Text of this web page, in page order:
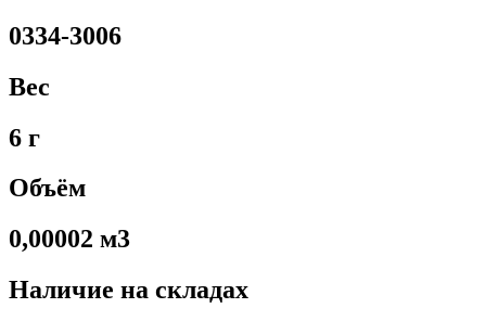
0334-3006
Вес
6 г
Объём
0,00002 м3
Наличие на складах